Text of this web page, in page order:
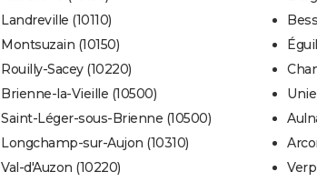
Landreville (10110)
Montsuzain (10150)
Rouilly-Sacey (10220)
Brienne-la-Vieille (10500)
Saint-Léger-sous-Brienne (10500)
Longchamp-sur-Aujon (10310)
Val-d'Auzon (10220)